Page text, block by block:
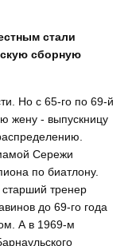
стали
сборную
Но с 65-го по 69-й
жену - выпускницу
Сережи
по биатлону.
тренер
до 69-го года
А в 1969-м